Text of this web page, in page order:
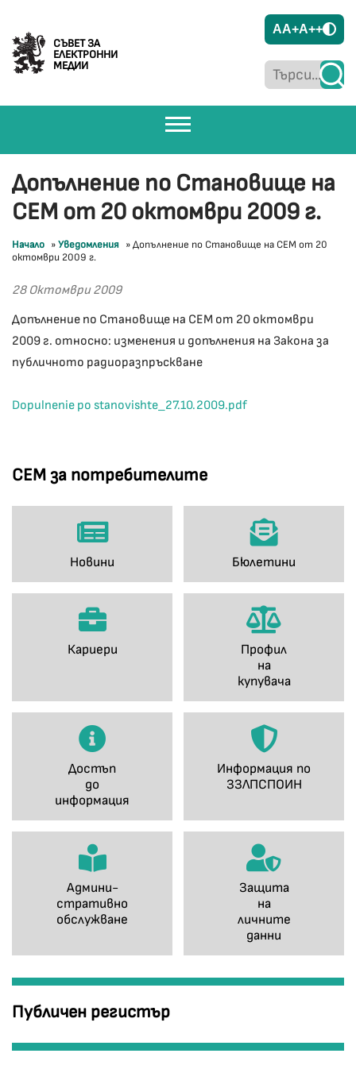
СЪВЕТ ЗА
ЕЛЕКТРОННИ
МЕДИИ
AA+A++
СЕМ за потребителите
Новини Бюлетини
Кариери
Профил
на
купувача
Достъп
до
информация
Информация по
ЗЗЛПСПОИН
Админи-
стративно
обслужване
Защита
на
личните
данни
Публичен регистър
Допълнение по Становище на
СЕМ от 20 октомври 2009 г.
Начало »Уведомления »Допълнение по Становище на СЕМ от 20
октомври 2009 г.
28 Октомври 2009
Допълнение по Становище на СЕМ от 20 октомври
2009 г. относно: изменения и допълнения на Закона за
публичното радиоразпръскване
Dopulnenie po stanovishte_27.10.2009.pdf